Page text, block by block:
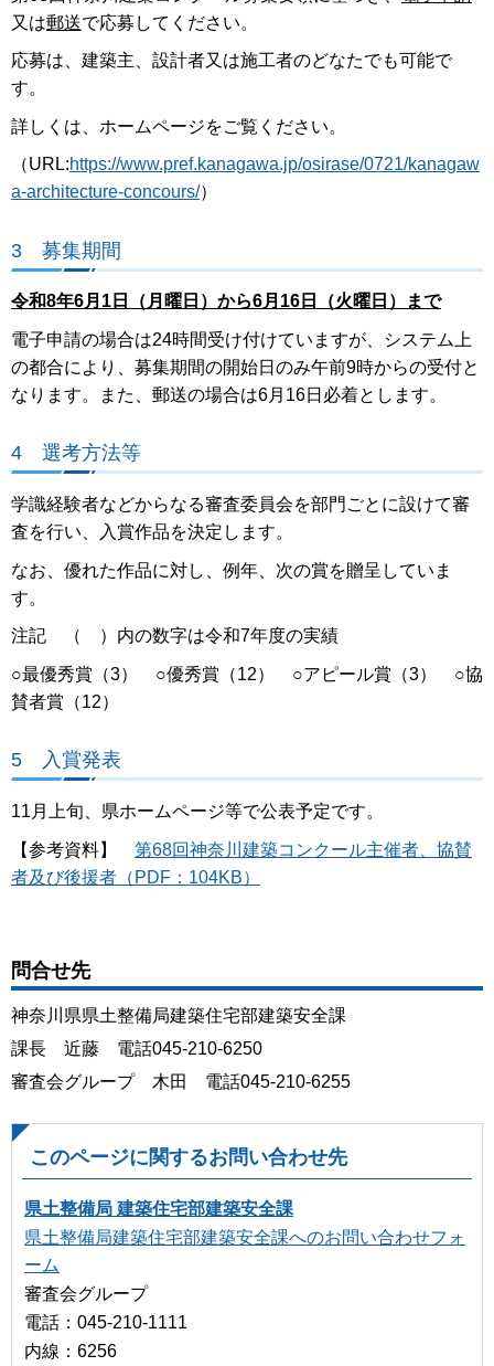
又は郵送で応募してください。
応募は、建築主、設計者又は施工者のどなたでも可能で
す。
詳しくは、ホームページをご覧ください。
（URL:https://www.pref.kanagawa.jp/osirase/0721/kanagaw
a-architecture-concours/）
3 募集期間
令和8年6月1日（月曜日）から6月16日（火曜日）まで
電子申請の場合は24時間受け付けていますが、システム上
の都合により、募集期間の開始日のみ午前9時からの受付と
なります。また、郵送の場合は6月16日必着とします。
4 選考方法等
学識経験者などからなる審査委員会を部門ごとに設けて審
査を行い、入賞作品を決定します。
なお、優れた作品に対し、例年、次の賞を贈呈していま
す。
注記 （ ）内の数字は令和7年度の実績
○最優秀賞（3） ○優秀賞（12） ○アピール賞（3） ○協
賛者賞（12）
5 入賞発表
11月上旬、県ホームページ等で公表予定です。
【参考資料】 第68回神奈川建築コンクール主催者、協賛
者及び後援者（PDF：104KB）
問合せ先
神奈川県県土整備局建築住宅部建築安全課
課長 近藤 電話045-210-6250
審査会グループ 木田 電話045-210-6255
このページに関するお問い合わせ先
県土整備局 建築住宅部建築安全課
県土整備局建築住宅部建築安全課へのお問い合わせフォ
ーム
審査会グループ
電話：045-210-1111
内線：6256